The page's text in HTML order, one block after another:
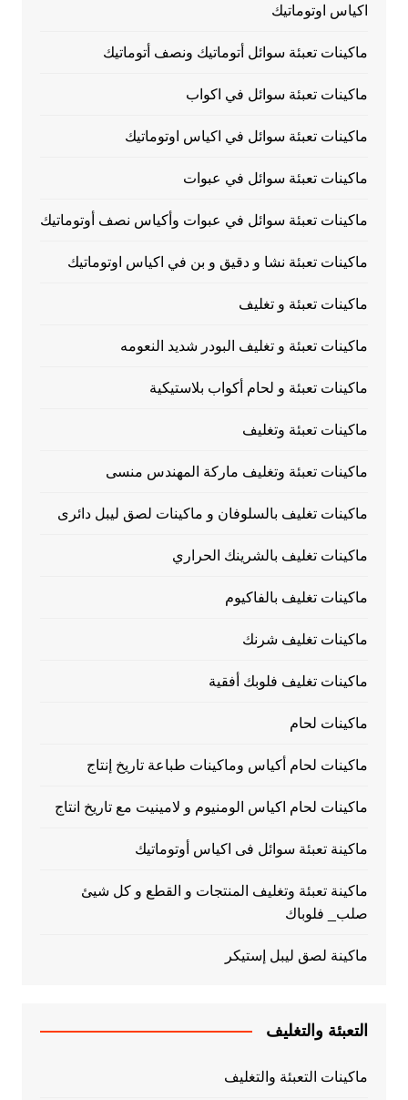
اكياس اوتوماتيك
ماكينات تعبئة سوائل أتوماتيك ونصف أتوماتيك
ماكينات تعبئة سوائل في اكواب
ماكينات تعبئة سوائل في اكياس اوتوماتيك
ماكينات تعبئة سوائل في عبوات
ماكينات تعبئة سوائل في عبوات وأكياس نصف أوتوماتيك
ماكينات تعبئة نشا و دقيق و بن في اكياس اوتوماتيك
ماكينات تعبئة و تغليف
ماكينات تعبئة و تغليف البودر شديد النعومه
ماكينات تعبئة و لحام أكواب بلاستيكية
ماكينات تعبئة وتغليف
ماكينات تعبئة وتغليف ماركة المهندس منسى
ماكينات تغليف بالسلوفان و ماكينات لصق ليبل دائرى
ماكينات تغليف بالشرينك الحراري
ماكينات تغليف بالفاكيوم
ماكينات تغليف شرنك
ماكينات تغليف فلوبك أفقية
ماكينات لحام
ماكينات لحام أكياس وماكينات طباعة تاريخ إنتاج
ماكينات لحام اكياس الومنيوم و لامينيت مع تاريخ انتاج
ماكينة تعبئة سوائل فى اكياس أوتوماتيك
ماكينة تعبئة وتغليف المنتجات و القطع و كل شيئ
صلب_ فلوباك
ماكينة لصق ليبل إستيكر
التعبئة والتغليف
ماكينات التعبئة والتغليف